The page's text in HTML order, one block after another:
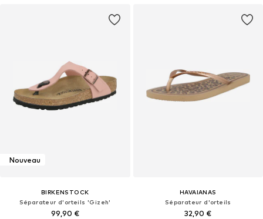
Nouveau
BIRKENSTOCK
Séparateur d'orteils 'Gizeh'
99,90 €
HAVAIANAS
Séparateur d'orteils
32,90 €